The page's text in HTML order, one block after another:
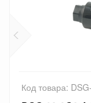
Код товара: